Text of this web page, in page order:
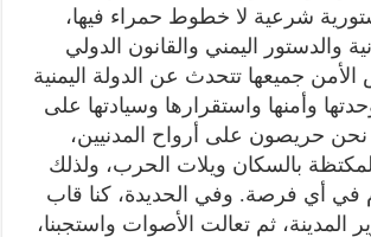
شرعية لا خطوط حمراء فيها،
والدستور اليمني والقانون الدولي
جميعها تتحدث عن الدولة اليمنية
وأمنها واستقرارها وسيادتها على
نحن حريصون على أرواح المدنيين،
بالسكان ويلات الحرب، ولذلك
في أي فرصة. وفي الحديدة، كنا قاب
ثم تعالت الأصوات واستجبنا،